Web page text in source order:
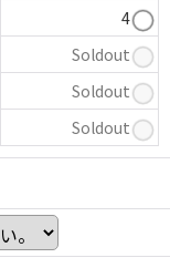
4
Soldout
Soldout
Soldout